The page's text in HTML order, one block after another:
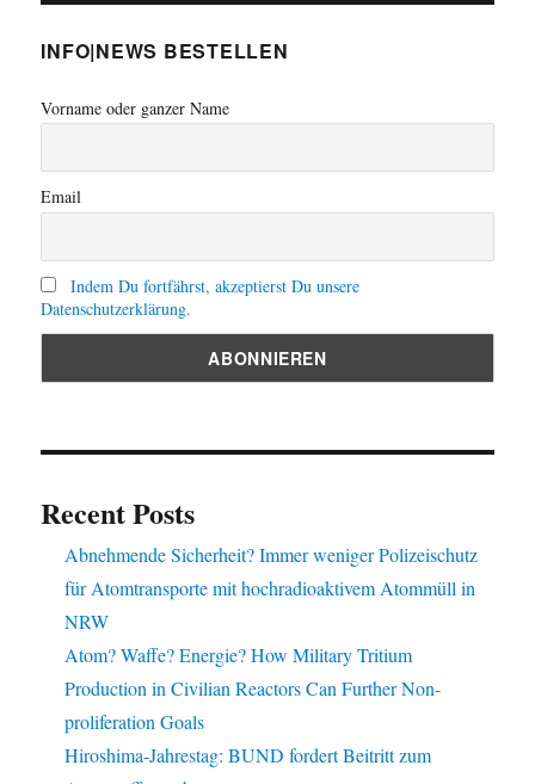
INFO|NEWS BESTELLEN
Vorname oder ganzer Name
Email
Indem Du fortfährst, akzeptierst Du unsere
Datenschutzerklärung.
Recent Posts
Abnehmende Sicherheit? Immer weniger Polizeischutz
für Atomtransporte mit hochradioaktivem Atommüll in
NRW
Atom? Waffe? Energie? How Military Tritium
Production in Civilian Reactors Can Further Non-
proliferation Goals
Hiroshima-Jahrestag: BUND fordert Beitritt zum